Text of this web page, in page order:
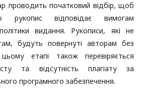
проводить початковий відбір, щоб
рукопис відповідає вимогам
видання. Рукописи, які не
будуть повернуті авторам без
етапі також перевіряється
та відсутність плагіату за
програмного забезпечення.